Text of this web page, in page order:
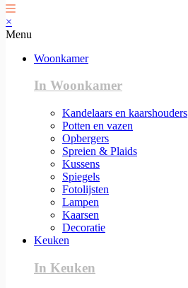
×
Menu
Woonkamer
In Woonkamer
Kandelaars en kaarshouders
Potten en vazen
Opbergers
Spreien & Plaids
Kussens
Spiegels
Fotolijsten
Lampen
Kaarsen
Decoratie
Keuken
In Keuken